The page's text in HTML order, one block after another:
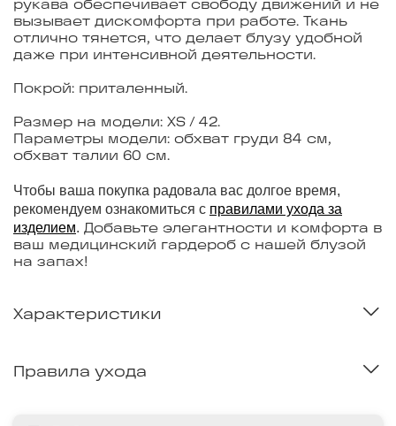
рукава обеспечивает свободу движений и не
вызывает дискомфорта при работе. Ткань
отлично тянется, что делает блузу удобной
даже при интенсивной деятельности.
Покрой: приталенный.
Размер на модели: XS / 42.
Параметры модели: обхват груди 84 см,
обхват талии 60 см.
Чтобы ваша покупка радовала вас долгое время,
рекомендуем ознакомиться с правилами ухода за
изделием. Добавьте элегантности и комфорта в
ваш медицинский гардероб с нашей блузой
на запах!
Характеристики
Правила ухода